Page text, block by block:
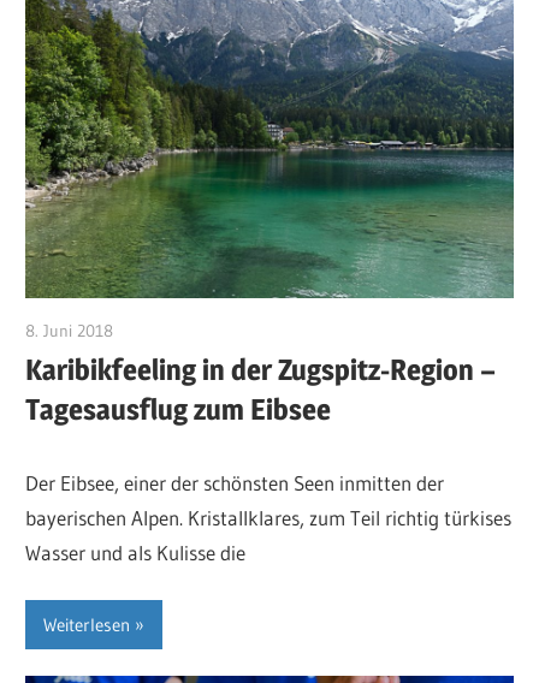
8. Juni 2018
Karibikfeeling in der Zugspitz-Region –
Tagesausflug zum Eibsee
Der Eibsee, einer der schönsten Seen inmitten der
bayerischen Alpen. Kristallklares, zum Teil richtig türkises
Wasser und als Kulisse die
Weiterlesen